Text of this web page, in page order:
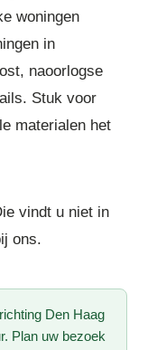
woningen
in
naoorlogse
Stuk voor
materialen het
vindt u niet in
ons.
Den Haag
Plan uw bezoek